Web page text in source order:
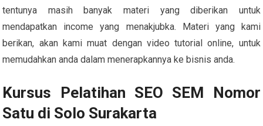
tentunya masih banyak materi yang diberikan untuk
mendapatkan income yang menakjubka. Materi yang kami
berikan, akan kami muat dengan video tutorial online, untuk
memudahkan anda dalam menerapkannya ke bisnis anda.
Kursus Pelatihan SEO SEM Nomor
Satu di Solo Surakarta